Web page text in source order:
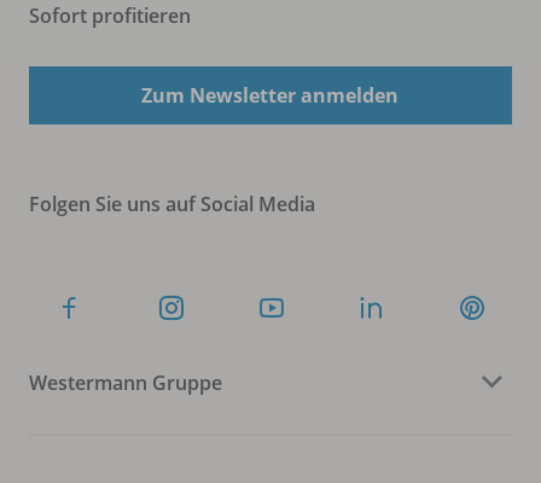
Sofort profitieren
Zum Newsletter anmelden
Folgen Sie uns auf Social Media
Westermann Gruppe